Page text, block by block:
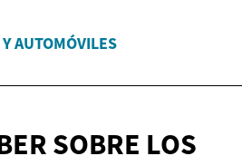
AUTOMÓVILES
SOBRE LOS